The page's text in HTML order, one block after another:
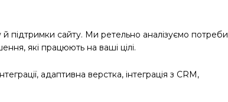
й підтримки сайту. Ми ретельно аналізуємо потреби
які працюють на ваші цілі.
адаптивна верстка, інтеграція з CRM,